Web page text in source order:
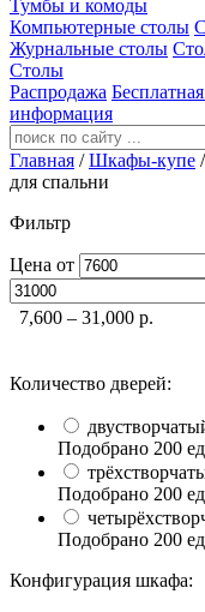
Тумбы и комоды
Компьютерные столы
Журнальные столы
Столы
Распродажа
информация
Главная /Шкафы-купе /
для спальни
Фильтр
Цена от
7,600 – 31,000 р.
Количество дверей:
Подобрано 200
Подобрано 200
Подобрано 200
Конфигурация шкафа: